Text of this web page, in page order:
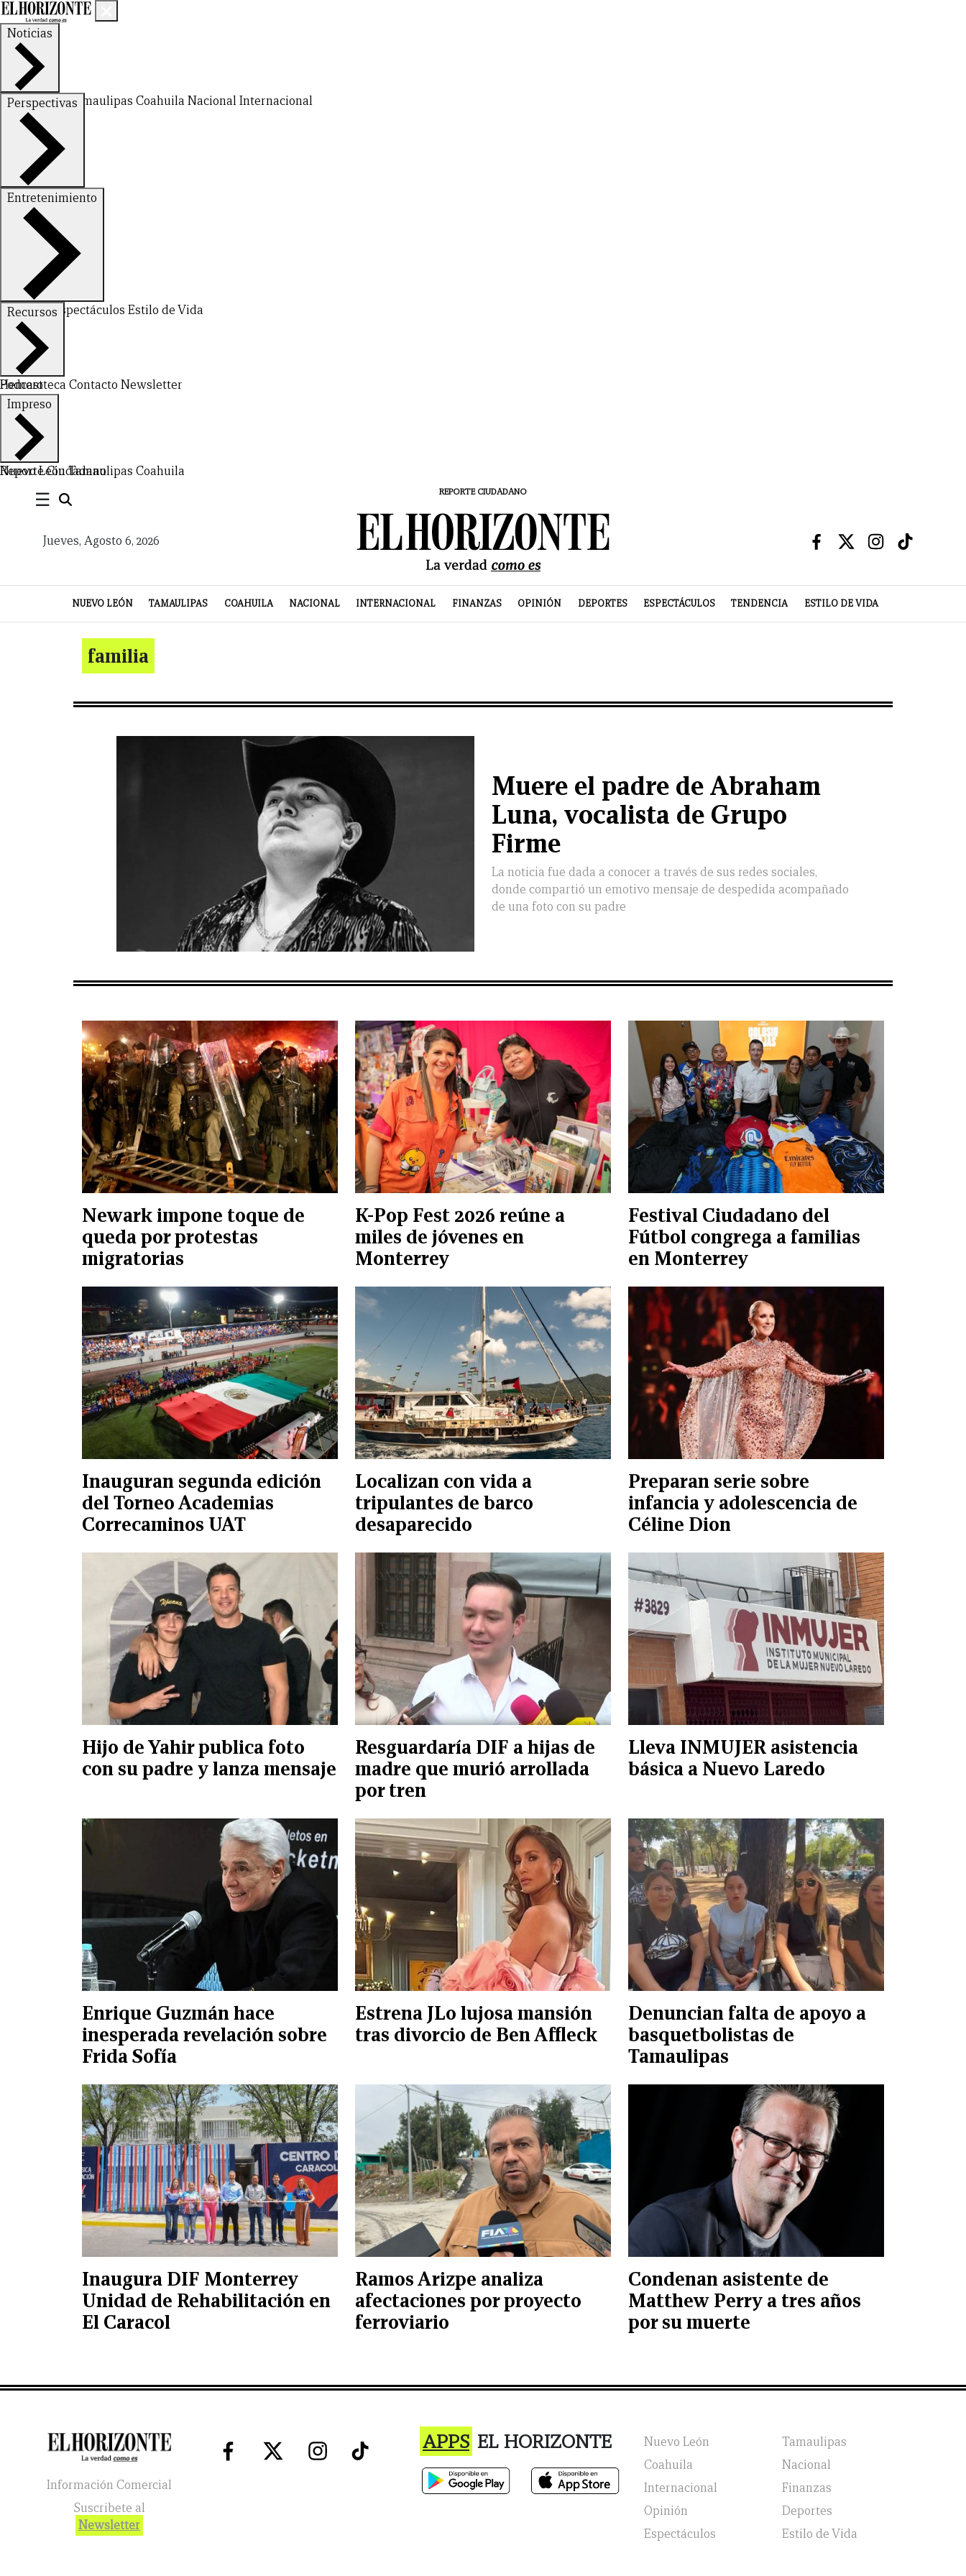
Noticias
Nuevo LeónTamaulipas Coahuila NacionalInternacional
Perspectivas
FinanzasOpinión
Entretenimiento
DeportesEspectáculos Estilo de Vida
Recursos
Hemeroteca Contacto Newsletter
Podcast
Impreso
Nuevo LeónTamaulipas Coahuila
Reporte Ciudadano
☰ REPORTE CIUDADANO
Jueves, Agosto 6, 2026
NUEVO LEÓN TAMAULIPAS COAHUILA NACIONAL INTERNACIONAL FINANZAS OPINIÓN DEPORTES ESPECTÁCULOS TENDENCIA ESTILO DE VIDA
CERRAR
NUEVO
TAMAULIPAS
COAHUILA
NACIONAL
INTERNACIONAL
FINANZAS
OPINIÓN
DEPORTES
ESPECTÁCULOS
TENDENCIA
ESTILO
VIDA
PODCAST
CONTACTO
NEWSLETTER
HEMEROTECA
SUPLEMENTOS
familia
Muere el padre de Abraham
Luna, vocalista de Grupo
Firme
La noticia fue dada a conocer a través de sus redes sociales,
donde compartió un emotivo mensaje de despedida acompañado
de una foto con su padre
Newark impone toque de
queda por protestas
migratorias
K-Pop Fest 2026 reúne a
miles de jóvenes en
Monterrey
Festival Ciudadano del
Fútbol congrega a familias
en Monterrey
Inauguran segunda edición
del Torneo Academias
Correcaminos UAT
Localizan con vida a
tripulantes de barco
desaparecido
Preparan serie sobre
infancia y adolescencia de
Céline Dion
Hijo de Yahir publica foto
con su padre y lanza mensaje
Resguardaría DIF a hijas de
madre que murió arrollada
por tren
Lleva INMUJER asistencia
básica a Nuevo Laredo
Enrique Guzmán hace
inesperada revelación sobre
Frida Sofía
Estrena JLo lujosa mansión
tras divorcio de Ben Affleck
Denuncian falta de apoyo a
basquetbolistas de
Tamaulipas
Inaugura DIF Monterrey
Unidad de Rehabilitación en
El Caracol
Ramos Arizpe analiza
afectaciones por proyecto
ferroviario
Condenan asistente de
Matthew Perry a tres años
por su muerte
Información Comercial
Suscribete al
Newsletter
APPS EL HORIZONTE Nuevo León
Tamaulipas
Coahuila
Nacional
Internacional
Finanzas
Opinión
Deportes
Espectáculos
Estilo de Vida